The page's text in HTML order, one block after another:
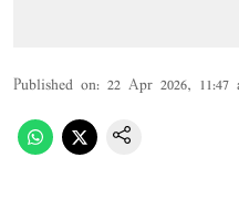
Published on: 22 Apr 2026, 11:47